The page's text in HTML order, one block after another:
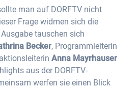
man auf DORFTV nicht
Frage widmen sich die
tauschen sich
Becker, Programmleiterin
Anna Mayrhauser
aus der DORFTV-
werfen sie einen Blick